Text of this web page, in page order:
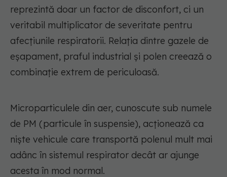
reprezintă doar un factor de disconfort, ci un
veritabil multiplicator de severitate pentru
afecțiunile respiratorii. Relația dintre gazele de
eșapament, praful industrial și polen creează o
combinație extrem de periculoasă.
Microparticulele din aer, cunoscute sub numele
de PM (particule în suspensie), acționează ca
niște vehicule care transportă polenul mult mai
adânc în sistemul respirator decât ar ajunge
acesta în mod normal.